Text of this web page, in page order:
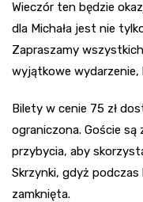
Wieczór ten będzie
dla Michała jest nie
Zapraszamy
wyjątkowe wydarzenie,
Bilety w cenie 75 zł
ograniczona. Goście
przybycia, aby
Skrzynki, gdyż
zamknięta.